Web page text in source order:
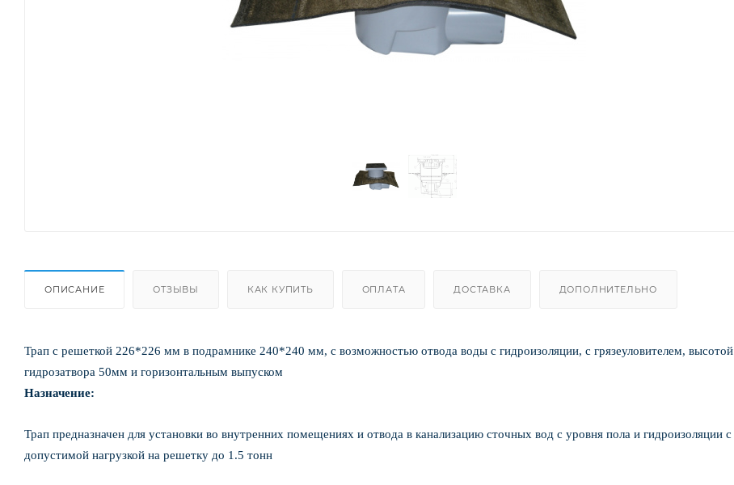
ОПИСАНИЕ ОТЗЫВЫ КАК КУПИТЬ ОПЛАТА ДОСТАВКА ДОПОЛНИТЕЛЬНО
Трап с решеткой 226*226 мм в подрамнике 240*240 мм, с возможностью отвода воды с гидроизоляции, с грязеуловителем, высотой
гидрозатвора 50мм и горизонтальным выпуском
Назначение:
Трап предназначен для установки во внутренних помещениях и отвода в канализацию сточных вод с уровня пола и гидроизоляции с
допустимой нагрузкой на решетку до 1.5 тонн